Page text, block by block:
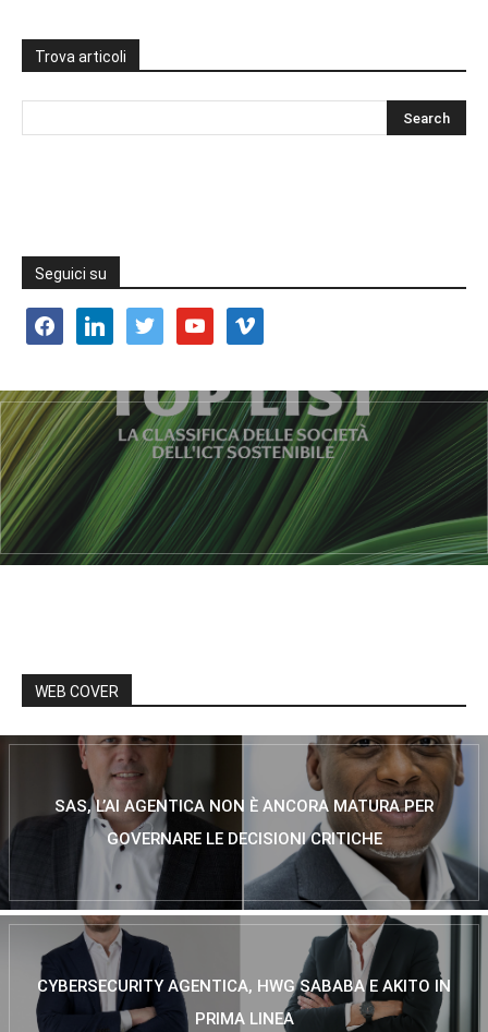
Trova articoli
Seguici su
facebooklinkedin twitter youtube vimeo
WEB COVER
SAS, L’AI AGENTICA NON È ANCORA MATURA PER
GOVERNARE LE DECISIONI CRITICHE
CYBERSECURITY AGENTICA, HWG SABABA E AKITO IN
PRIMA LINEA